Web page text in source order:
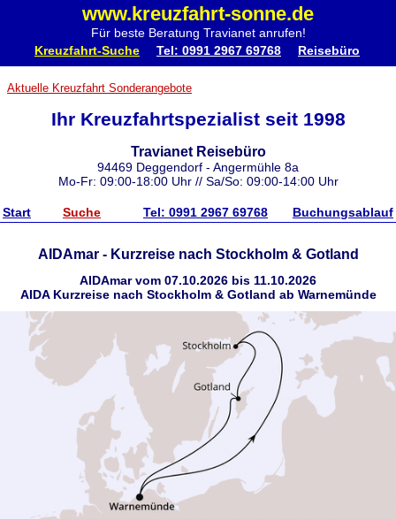
www.kreuzfahrt-sonne.de
Für beste Beratung Travianet anrufen!
Kreuzfahrt-Suche Tel: 0991 2967 69768 Reisebüro
Aktuelle Kreuzfahrt Sonderangebote
Ihr Kreuzfahrtspezialist seit 1998
Travianet Reisebüro
94469 Deggendorf - Angermühle 8a
Mo-Fr: 09:00-18:00 Uhr // Sa/So: 09:00-14:00 Uhr
Start Suche Tel: 0991 2967 69768 Buchungsablauf
AIDAmar - Kurzreise nach Stockholm & Gotland
AIDAmar vom 07.10.2026 bis 11.10.2026
AIDA Kurzreise nach Stockholm & Gotland ab Warnemünde